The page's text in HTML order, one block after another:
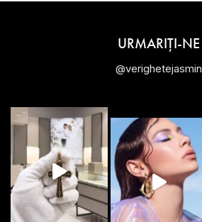
URMARIȚI-NE
@verighetejasmin